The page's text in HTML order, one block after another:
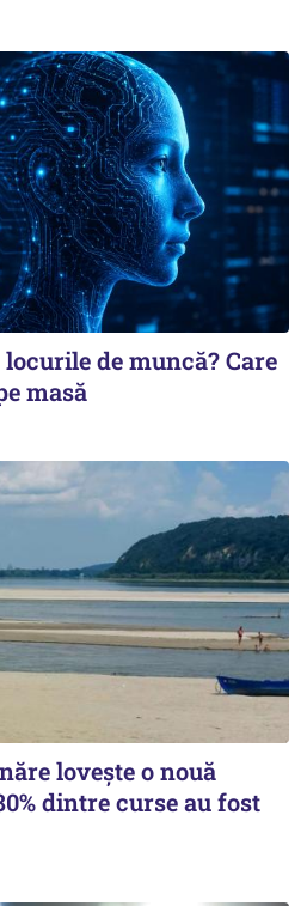
de muncă? Care
masă
lovește o nouă
dintre curse au fost